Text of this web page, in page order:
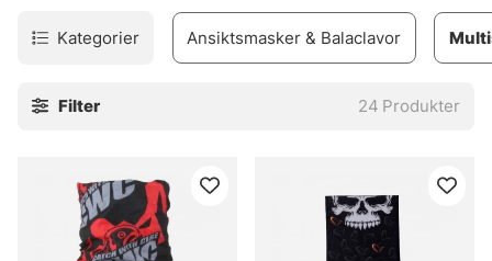
Kategorier Ansiktsmasker & Balaclavor
Filter 24 Produkter